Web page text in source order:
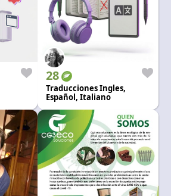
28
Traducciones Ingles,
Español, Italiano